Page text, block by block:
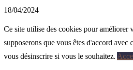
18/04/2024
Ce site utilise des cookies pour améliorer
supposerons que vous êtes d'accord avec
vous désinscrire si vous le souhaitez.